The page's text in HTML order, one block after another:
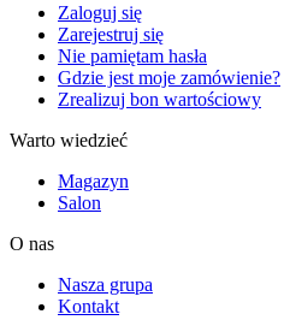
Zaloguj się
Zarejestruj się
Nie pamiętam hasła
Gdzie jest moje zamówienie?
Zrealizuj bon wartościowy
Warto wiedzieć
Magazyn
Salon
O nas
Nasza grupa
Kontakt